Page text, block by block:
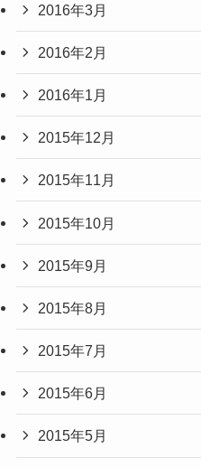
2016年3月
2016年2月
2016年1月
2015年12月
2015年11月
2015年10月
2015年9月
2015年8月
2015年7月
2015年6月
2015年5月